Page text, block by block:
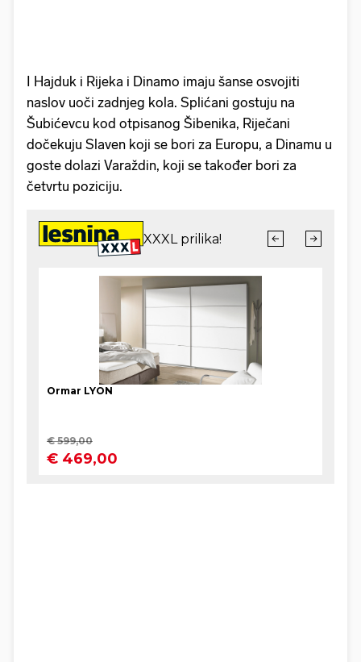
I Hajduk i Rijeka i Dinamo imaju šanse osvojiti
naslov uoči zadnjeg kola. Splićani gostuju na
Šubićevcu kod otpisanog Šibenika, Riječani
dočekuju Slaven koji se bori za Europu, a Dinamu u
goste dolazi Varaždin, koji se također bori za
četvrtu poziciju.